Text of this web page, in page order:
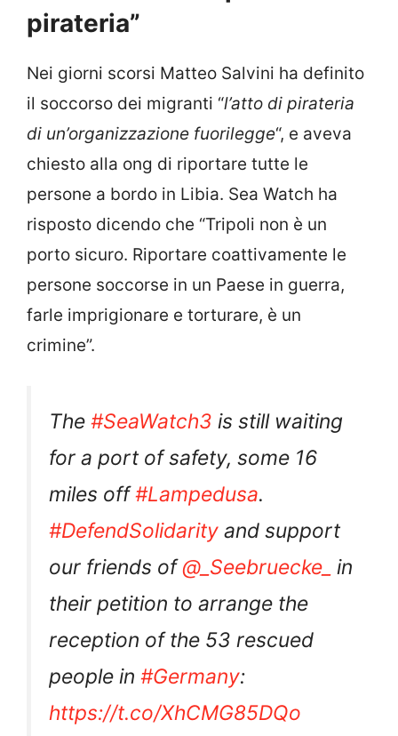
pirateria”
Nei giorni scorsi Matteo Salvini ha definito
il soccorso dei migranti “l’atto di pirateria
di un’organizzazione fuorilegge“, e aveva
chiesto alla ong di riportare tutte le
persone a bordo in Libia. Sea Watch ha
risposto dicendo che “Tripoli non è un
porto sicuro. Riportare coattivamente le
persone soccorse in un Paese in guerra,
farle imprigionare e torturare, è un
crimine”.
The #SeaWatch3 is still waiting
for a port of safety, some 16
miles off#Lampedusa.
#DefendSolidarity and support
our friends of@_Seebruecke_ in
their petition to arrange the
reception of the 53 rescued
people in #Germany:
https://t.co/XhCMG85DQo